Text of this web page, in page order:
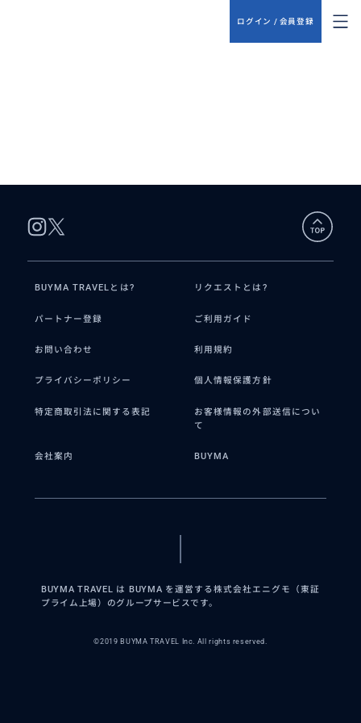
ログイン / 会員登録
BUYMA TRAVELとは? リクエストとは?
パートナー登録 ご利用ガイド
お問い合わせ 利用規約
プライバシーポリシー 個人情報保護方針
特定商取引法に関する表記
お客様情報の外部送信につい
て
会社案内 BUYMA
BUYMA TRAVEL は BUYMA を運営する株式会社エニグモ（東証
プライム上場）のグループサービスです。
©2019 BUYMA TRAVEL Inc. All rights reserved.